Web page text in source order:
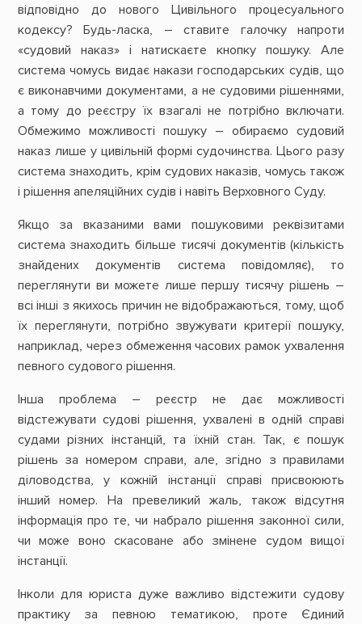
відповідно до нового Цивільного процесуального
кодексу? Будь-ласка, – ставите галочку напроти
«судовий наказ» і натискаєте кнопку пошуку. Але
система чомусь видає накази господарських судів, що
є виконавчими документами, а не судовими рішеннями,
а тому до реєстру їх взагалі не потрібно включати.
Обмежимо можливості пошуку – обираємо судовий
наказ лише у цивільній формі судочинства. Цього разу
система знаходить, крім судових наказів, чомусь також
і рішення апеляційних судів і навіть Верховного Суду.
Якщо за вказаними вами пошуковими реквізитами
система знаходить більше тисячі документів (кількість
знайдених документів система повідомляє), то
переглянути ви можете лише першу тисячу рішень –
всі інші з якихось причин не відображаються, тому, щоб
їх переглянути, потрібно звужувати критерії пошуку,
наприклад, через обмеження часових рамок ухвалення
певного судового рішення.
Інша проблема – реєстр не дає можливості
відстежувати судові рішення, ухвалені в одній справі
судами різних інстанцій, та їхній стан. Так, є пошук
рішень за номером справи, але, згідно з правилами
діловодства, у кожній інстанції справі присвоюють
інший номер. На превеликий жаль, також відсутня
інформація про те, чи набрало рішення законної сили,
чи може воно скасоване або змінене судом вищої
інстанції.
Інколи для юриста дуже важливо відстежити судову
практику за певною тематикою, проте Єдиний